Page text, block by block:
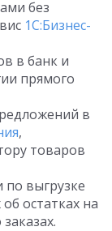
без
1С:Бизнес-
в банк и
прямого
в
,
товаров
по выгрузке
остатках на